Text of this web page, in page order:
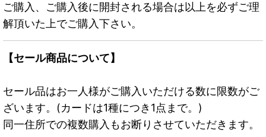
ご購入、ご購入後に開封される場合は以上を必ずご理
解頂いた上でご購入下さい。
【セール商品について】
セール品はお一人様がご購入いただける数に限数がご
ざいます。(カードは1種につき1点まで。)
同一住所での複数購入もお断りさせていただきます。